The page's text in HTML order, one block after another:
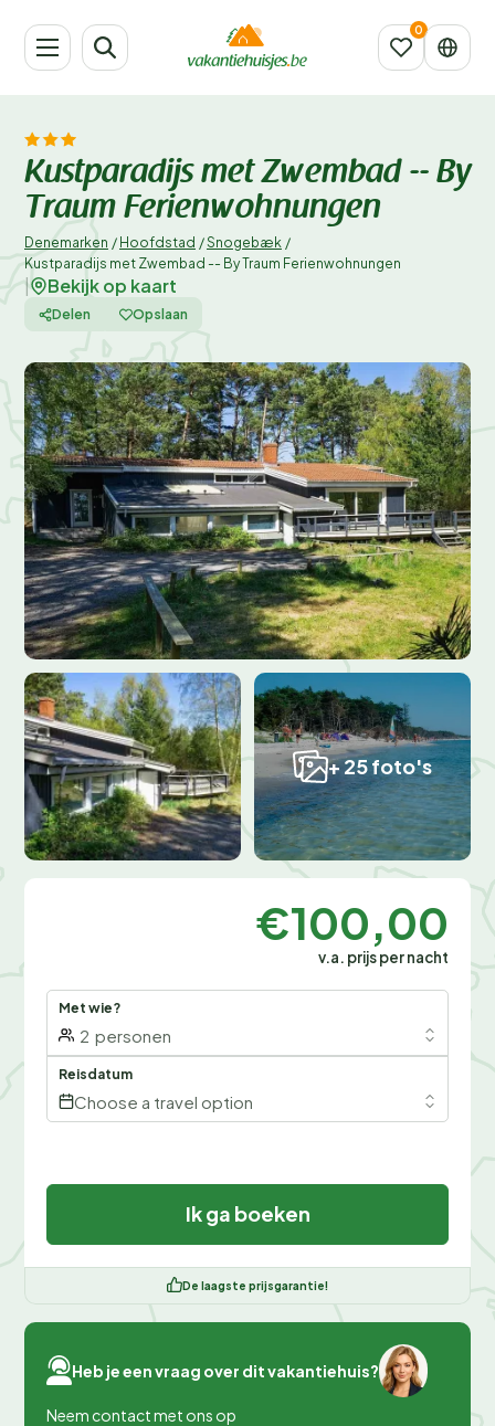
Kustparadijs met Zwembad -- By
Traum Ferienwohnungen
Denemarken / Hoofdstad /Snogebæk /
Kustparadijs met Zwembad -- By Traum Ferienwohnungen
Bekijk op kaart
Delen Opslaan
+ 25 foto's
€100,00
v.a. prijs per nacht
Met wie?
2 personen
Reisdatum
Choose a travel option
Ik ga boeken
De laagste prijsgarantie!
Heb je een vraag over dit vakantiehuis?
Neem contact met ons op